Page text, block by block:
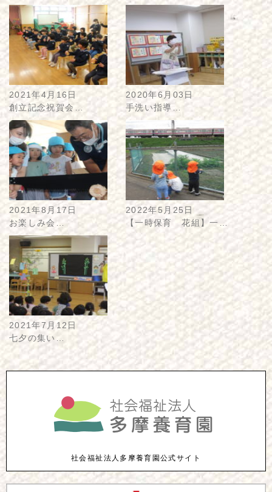
2021年4月16日
創立記念祝賀会…
2020年6月03日
手洗い指導…
2021年8月17日
お楽しみ会…
2022年5月25日
【一時保育 花組】一…
2021年7月12日
七夕の集い…
社会福祉法人多摩養育園公式サイト